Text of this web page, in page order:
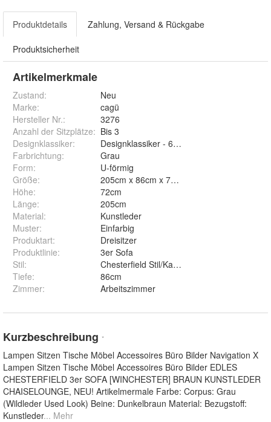
Produktdetails Zahlung, Versand & Rückgabe
Produktsicherheit
Artikelmerkmale
Zustand:
Neu
Marke:
cagü
Hersteller Nr.:
3276
Anzahl der Sitzplätze: Bis 3
Designklassiker:
Designklassiker - 60er & 70er
Farbrichtung:
Grau
Form:
U-förmig
Größe:
205cm x 86cm x 72cm (B x T x H)
Höhe:
72cm
Länge:
205cm
Material:
Kunstleder
Muster:
Einfarbig
Produktart:
Dreisitzer
Produktlinie:
3er Sofa
Stil:
Chesterfield Stil/Kapitoniert
Tiefe:
86cm
Zimmer: Arbeitszimmer
Kurzbeschreibung *
Lampen Sitzen Tische Möbel Accessoires Büro Bilder Navigation X
Lampen Sitzen Tische Möbel Accessoires Büro Bilder EDLES
CHESTERFIELD 3er SOFA [WINCHESTER] BRAUN KUNSTLEDER
CHAISELOUNGE, NEU! Artikelmermale Farbe: Corpus: Grau
(Wildleder Used Look) Beine: Dunkelbraun Material: Bezugstoff:
Kunstleder... Mehr